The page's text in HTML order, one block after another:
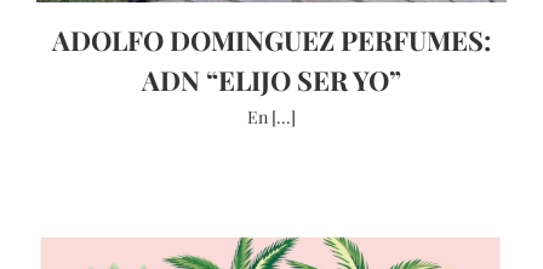
ADOLFO DOMINGUEZ PERFUMES:
ADN “ELIJO SER YO”
En [...]